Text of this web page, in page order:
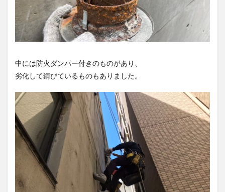
中には防火ダンパー付きのものがあり、
劣化して錆びているものもありました。